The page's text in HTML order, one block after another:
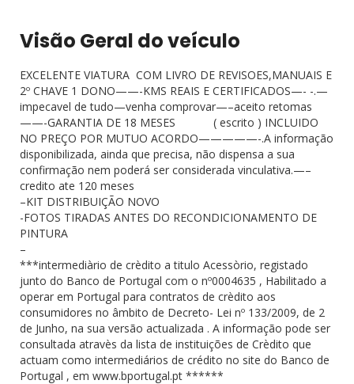
Visão Geral do veículo
EXCELENTE VIATURA COM LIVRO DE REVISOES,MANUAIS E
2º CHAVE 1 DONO——-KMS REAIS E CERTIFICADOS—- -.—
impecavel de tudo—venha comprovar—–aceito retomas
——-GARANTIA DE 18 MESES ( escrito ) INCLUIDO
NO PREÇO POR MUTUO ACORDO—————-.A informação
disponibilizada, ainda que precisa, não dispensa a sua
confirmação nem poderá ser considerada vinculativa.—–
credito ate 120 meses
–KIT DISTRIBUIÇÃO NOVO
-FOTOS TIRADAS ANTES DO RECONDICIONAMENTO DE
PINTURA
–
***intermediàrio de crèdito a titulo Acessòrio, registado
junto do Banco de Portugal com o nº0004635 , Habilitado a
operar em Portugal para contratos de crèdito aos
consumidores no âmbito de Decreto- Lei nº 133/2009, de 2
de Junho, na sua versão actualizada . A informação pode ser
consultada atravès da lista de instituições de Crèdito que
actuam como intermediários de crédito no site do Banco de
Portugal , em www.bportugal.pt ******